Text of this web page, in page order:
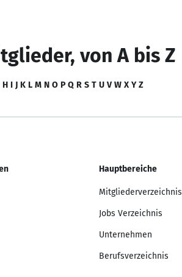
von A bis Z
H I J K L M N O P Q R S T U V W X Y Z
Hauptbereiche
Mitgliederverzeichnis
Jobs Verzeichnis
Unternehmen
Berufsverzeichnis